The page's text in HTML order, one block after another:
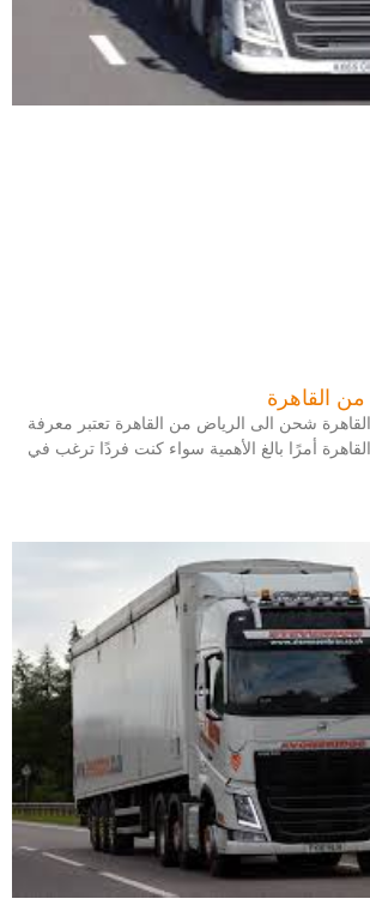
القاهرة
شحن الى الرياض من القاهرة تعتبر معرفة
أمرًا بالغ الأهمية سواء كنت فردًا ترغب في